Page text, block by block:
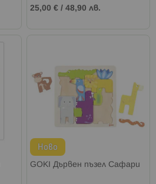
25,00 € /48,90 лв.
Ново
GOKI Дървен пъзел Сафари